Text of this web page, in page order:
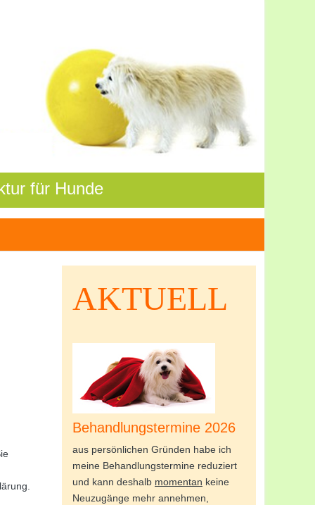
für Hunde
AKTUELL
Behandlungstermine 2026
aus persönlichen Gründen habe ich
meine Behandlungstermine reduziert
und kann deshalb momentan keine
Neuzugänge mehr annehmen,